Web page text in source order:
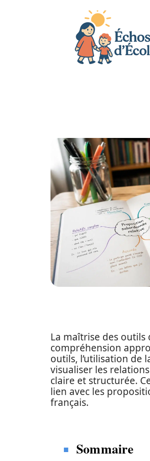
La maîtrise des outils
compréhension
outils, l’utilisation de
visualiser les
claire et structurée.
lien avec les
français.
Sommaire